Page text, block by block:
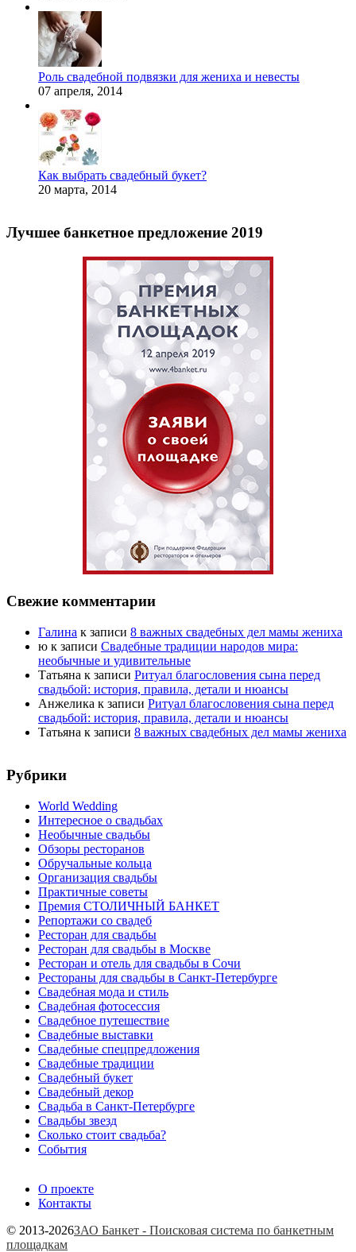
Роль свадебной подвязки для жениха и невесты
07 апреля, 2014
Как выбрать свадебный букет?
20 марта, 2014
Лучшее банкетное предложение 2019
Свежие комментарии
Галина к записи 8 важных свадебных дел мамы жениха
ю к записи Свадебные традиции народов мира:
необычные и удивительные
Татьяна к записи Ритуал благословения сына перед
свадьбой: история, правила, детали и нюансы
Анжелика к записи Ритуал благословения сына перед
свадьбой: история, правила, детали и нюансы
Татьяна к записи 8 важных свадебных дел мамы жениха
Рубрики
World Wedding
Интересное о свадьбах
Необычные свадьбы
Обзоры ресторанов
Обручальные кольца
Организация свадьбы
Практичные советы
Премия СТОЛИЧНЫЙ БАНКЕТ
Репортажи со свадеб
Ресторан для свадьбы
Ресторан для свадьбы в Москве
Ресторан и отель для свадьбы в Сочи
Рестораны для свадьбы в Санкт-Петербурге
Свадебная мода и стиль
Свадебная фотосессия
Свадебное путешествие
Свадебные выставки
Свадебные спецпредложения
Свадебные традиции
Свадебный букет
Свадебный декор
Свадьба в Санкт-Петербурге
Свадьбы звезд
Сколько стоит свадьба?
События
О проекте
Контакты
© 2013-2026ЗАО Банкет - Поисковая система по банкетным
площадкам